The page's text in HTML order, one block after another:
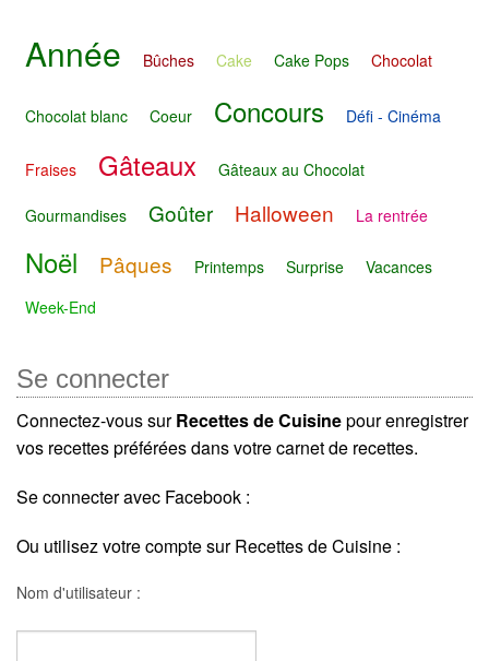
Année Bûches Cake Cake Pops Chocolat
Chocolat blanc Coeur Concours Défi - Cinéma
Fraises Gâteaux Gâteaux au Chocolat
Gourmandises Goûter Halloween La rentrée
Noël Pâques Printemps Surprise
Vacances
Week-End
Se connecter
Connectez-vous surRecettes de Cuisinepour enregistrer
vos recettes préférées dans votre carnet de recettes.
Se connecter avec Facebook :
Ou utilisez votre compte sur Recettes de Cuisine :
Nom d'utilisateur :